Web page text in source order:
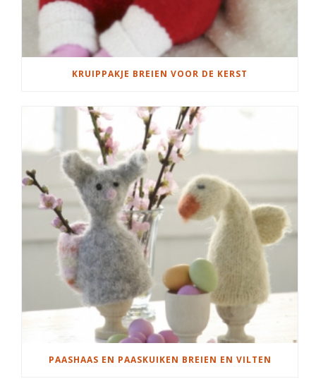
KRUIPPAKJE BREIEN VOOR DE KERST
PAASHAAS EN PAASKUIKEN BREIEN EN VILTEN